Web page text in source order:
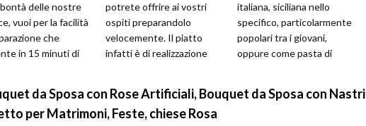
delle nostre
vuoi per la facilità
che
in 15 minuti di
potrete offrire ai vostri
ospiti preparandolo
velocemente. Il piatto
infatti è di realizzazione
italiana, siciliana nello
specifico, particolarmente
popolari tra i giovani,
oppure come pasta di
da Sposa con Rose Artificiali, Bouquet da Sposa con Nastri
per Matrimoni, Feste, chiese Rosa